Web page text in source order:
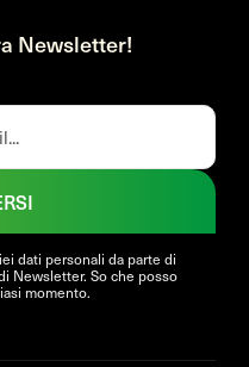
Newsletter!
dati personali da parte di
Newsletter. So che posso
momento.